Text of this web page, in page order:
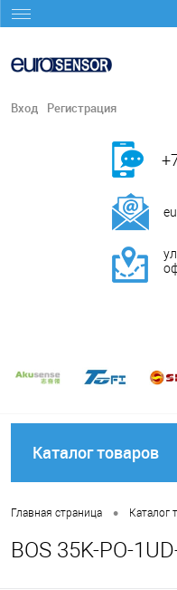
Вход Регистрация
Каталог товаров
Главная страница • Каталог
BOS 35K-PO-